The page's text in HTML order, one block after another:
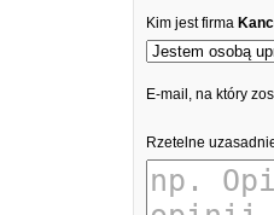
Kim jest firma
E-mail, na który
Rzetelne